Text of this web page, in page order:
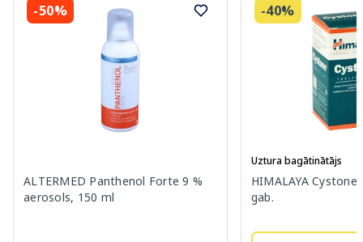
-50%
ALTERMED Panthenol Forte 9 %
aerosols, 150 ml
-40%
Uztura bagātinātājs
HIMALAYA
gab.